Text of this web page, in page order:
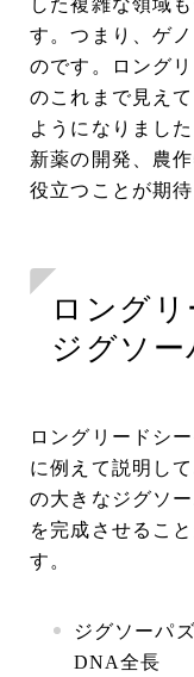
す。つまり、ゲ
のです。ロング
のこれまで見え
ようになりまし
新薬の開発、農
役立つことが期
ロング
ジグソ
ロングリードシ
に例えて説明し
の大きなジグソ
を完成させるこ
す。
ジグソーパ
DNA全長